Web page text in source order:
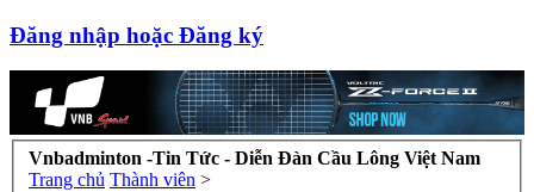
Đăng nhập hoặc Đăng ký
Vnbadminton -Tin Tức - Diễn Đàn Cầu Lông Việt Nam
Trang chủ Thành viên >